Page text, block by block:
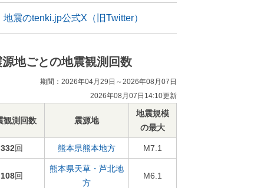
地震のtenki.jp公式X（旧Twitter）
源地ごとの地震観測回数
期間：2026年04月29日～2026年08月07日
2026年08月07日14:10更新
観測回数 震源地
地震規模
の最大
332回 熊本県熊本地方 M7.1
108回
熊本県天草・芦北地
方
M6.1